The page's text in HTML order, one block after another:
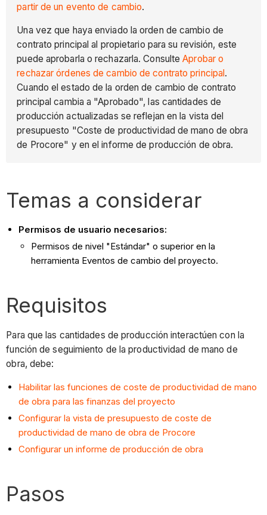
partir de un evento de cambio.
Una vez que haya enviado la orden de cambio de
contrato principal al propietario para su revisión, este
puede aprobarla o rechazarla. ConsulteAprobar o
rechazar órdenes de cambio de contrato principal .
Cuando el estado de la orden de cambio de contrato
principal cambia a "Aprobado", las cantidades de
producción actualizadas se reflejan en la vista del
presupuesto "Coste de productividad de mano de obra
de Procore" y en el informe de producción de obra.
Temas a considerar
Permisos de usuario necesarios:
Permisos de nivel "Estándar" o superior en la
herramienta Eventos de cambio del proyecto.
Requisitos
Para que las cantidades de producción interactúen con la
función de seguimiento de la productividad de mano de
obra, debe:
Habilitar las funciones de coste de productividad de mano
de obra para las finanzas del proyecto
Configurar la vista de presupuesto de coste de
productividad de mano de obra de Procore
Configurar un informe de producción de obra
Pasos